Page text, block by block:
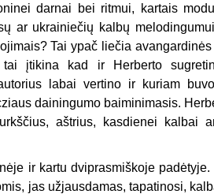
darnai bei ritmui, kartais
ar ukrainiečių kalbų
Tai ypač liečia
įtikina kad ir Herberto
labai vertino ir kuriam
dainingumo baiminimasis.
aštrius, kasdienei kalbai
ir kartu dviprasmiškoje padėtyje.
jas užjausdamas, tapatinosi,